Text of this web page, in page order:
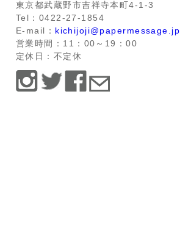
東京都武蔵野市吉祥寺本町4-1-3
Tel：0422-27-1854
E-mail： kichijoji@papermessage.jp
営業時間：11：00～19：00
定休日：不定休